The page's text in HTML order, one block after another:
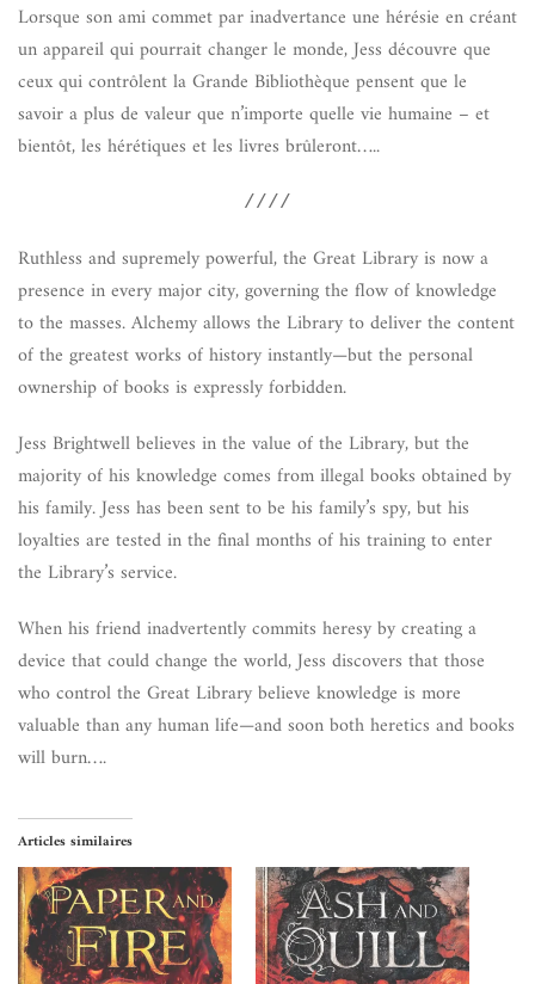
Lorsque son ami commet par inadvertance une hérésie en créant
un appareil qui pourrait changer le monde, Jess découvre que
ceux qui contrôlent la Grande Bibliothèque pensent que le
savoir a plus de valeur que n’importe quelle vie humaine – et
bientôt, les hérétiques et les livres brûleront…..
////
Ruthless and supremely powerful, the Great Library is now a
presence in every major city, governing the flow of knowledge
to the masses. Alchemy allows the Library to deliver the content
of the greatest works of history instantly—but the personal
ownership of books is expressly forbidden.
Jess Brightwell believes in the value of the Library, but the
majority of his knowledge comes from illegal books obtained by
his family. Jess has been sent to be his family’s spy, but his
loyalties are tested in the final months of his training to enter
the Library’s service.
When his friend inadvertently commits heresy by creating a
device that could change the world, Jess discovers that those
who control the Great Library believe knowledge is more
valuable than any human life—and soon both heretics and books
will burn….
Articles similaires